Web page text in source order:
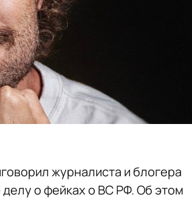
журналиста и блогера
о фейках о ВС РФ. Об этом